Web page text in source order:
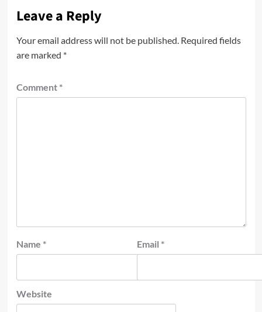
Leave a Reply
Your email address will not be published. Required fields
are marked *
Comment *
Name * Email *
Website